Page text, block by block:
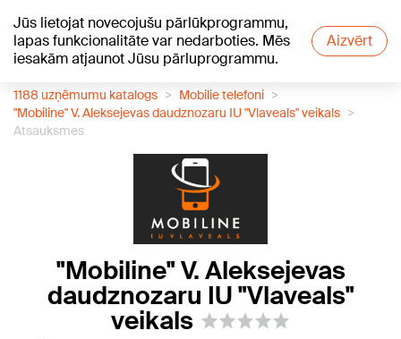
Jūs lietojat novecojušu pārlūkprogrammu,
lapas funkcionalitāte var nedarboties. Mēs
iesakām atjaunot Jūsu pārluprogrammu.
Aizvērt
+17°C
1188 uzņēmumu katalogs
Mobilie telefoni
"Mobiline" V. Aleksejevas daudznozaru IU "Vlaveals" veikals
Atsauksmes
"Mobiline" V. Aleksejevas
daudznozaru IU "Vlaveals"
veikals